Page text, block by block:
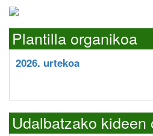
Plantilla organikoa
2026. urtekoa
Udalbatzako kideen